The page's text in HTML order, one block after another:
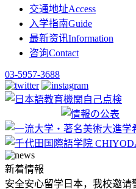
交通地址Access
入学指南Guide
最新资讯Information
咨询Contact
03-5957-3688
新着情報
安全安心留学日本，我校邀